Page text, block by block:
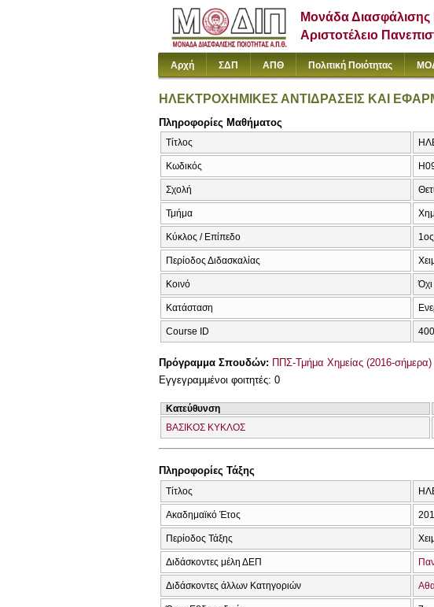
Μονάδα Διασφάλισης
Αριστοτέλειο
Αρχή ΣΔΠ ΑΠΘ Πολιτική Ποιότητας
ΗΛΕΚΤΡΟΧΗΜΙΚΕΣ ΑΝΤΙΔΡΑΣΕΙΣ ΚΑΙ
Πληροφορίες Μαθήματος
Τίτλος
Κωδικός
Σχολή
Τμήμα
Κύκλος / Επίπεδο
Περίοδος Διδασκαλίας
Κοινό Όχι
Κατάσταση
Course ID
Πρόγραμμα Σπουδών: ΠΠΣ-Τμήμα Χημείας (2016-σήμερα)
Εγγεγραμμένοι φοιτητές: 0
Κατεύθυνση
ΒΑΣΙΚΟΣ ΚΥΚΛΟΣ
Πληροφορίες Τάξης
Τίτλος
Ακαδημαϊκό Έτος
Περίοδος Τάξης
Διδάσκοντες μέλη ΔΕΠ
Διδάσκοντες άλλων Κατηγοριών